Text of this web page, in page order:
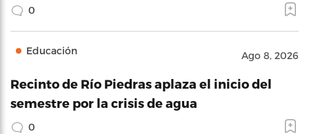
0
Educación Ago 8, 2026
Recinto de Río Piedras aplaza el inicio del
semestre por la crisis de agua
0